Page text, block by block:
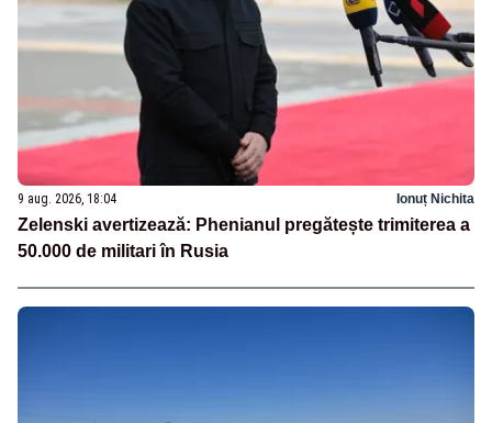
9 aug. 2026, 18:04 Ionuț Nichita
Zelenski avertizează: Phenianul pregătește trimiterea a
50.000 de militari în Rusia